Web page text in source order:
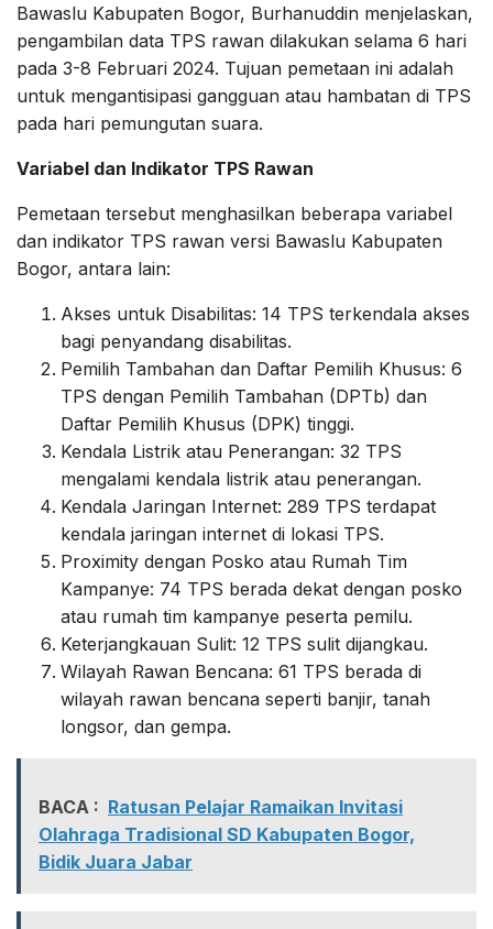
Bawaslu Kabupaten Bogor, Burhanuddin menjelaskan,
pengambilan data TPS rawan dilakukan selama 6 hari
pada 3-8 Februari 2024. Tujuan pemetaan ini adalah
untuk mengantisipasi gangguan atau hambatan di TPS
pada hari pemungutan suara.
Variabel dan Indikator TPS Rawan
Pemetaan tersebut menghasilkan beberapa variabel
dan indikator TPS rawan versi Bawaslu Kabupaten
Bogor, antara lain:
Akses untuk Disabilitas: 14 TPS terkendala akses
bagi penyandang disabilitas.
Pemilih Tambahan dan Daftar Pemilih Khusus: 6
TPS dengan Pemilih Tambahan (DPTb) dan
Daftar Pemilih Khusus (DPK) tinggi.
Kendala Listrik atau Penerangan: 32 TPS
mengalami kendala listrik atau penerangan.
Kendala Jaringan Internet: 289 TPS terdapat
kendala jaringan internet di lokasi TPS.
Proximity dengan Posko atau Rumah Tim
Kampanye: 74 TPS berada dekat dengan posko
atau rumah tim kampanye peserta pemilu.
Keterjangkauan Sulit: 12 TPS sulit dijangkau.
Wilayah Rawan Bencana: 61 TPS berada di
wilayah rawan bencana seperti banjir, tanah
longsor, dan gempa.
BACA : Ratusan Pelajar Ramaikan Invitasi
Olahraga Tradisional SD Kabupaten Bogor,
Bidik Juara Jabar